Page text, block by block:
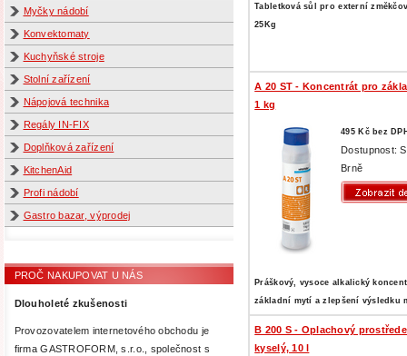
Myčky nádobí
Konvektomaty
Kuchyňské stroje
Stolní zařízení
Nápojová technika
Regály IN-FIX
Doplňková zařízení
KitchenAid
Profi nádobí
Gastro bazar, výprodej
PROČ NAKUPOVAT U NÁS
Dlouholeté zkušenosti
Provozovatelem internetového obchodu je
firma GASTROFORM, s.r.o., společnost s
Tabletková sůl pro externí
25Kg
A 20 ST - Koncentrát pro
1 kg
495 Kč bez
Dostupnost:
Brně
Práškový, vysoce alkalický
základní mytí a zlepšení výsledku
B 200 S - Oplachový
kyselý, 10 l